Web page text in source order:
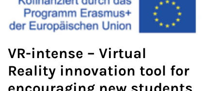
VR-intense – Virtual
Reality innovation tool for